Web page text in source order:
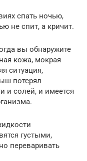
спать ночью,
не спит, а кричит.
вы обнаружите
кожа, мокрая
ситуация,
потерял
и солей, и имеется
густыми,
переваривать